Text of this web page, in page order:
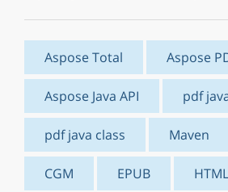
Aspose Total Aspose
Aspose Java API pdf
pdf java class Maven
CGM EPUB HTML